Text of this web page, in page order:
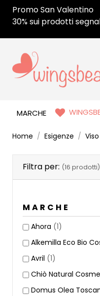
Promo San Valentino
30% sui prodotti
MARCHE
Home Esigenze Viso
Filtra per: (16 prodotti)
MARCHE
Ahora (1)
Alkemilla Eco Bio
Avril (1)
Chiò Natural
Domus Olea